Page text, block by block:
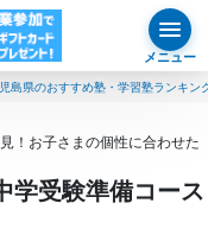
メニュー
島県のおすすめ塾・学習塾ランキン
！お子さまの個性に合わせた
学受験準備コース